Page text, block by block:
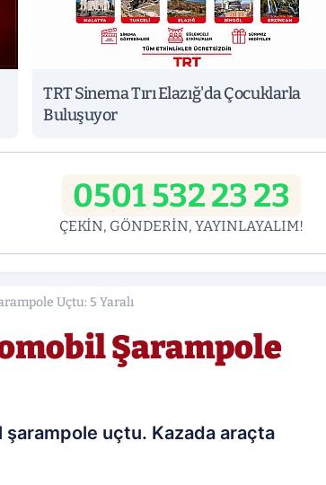
TRT Sinema Tırı Elazığ'da Çocuklarla
Buluşuyor
0501 532 23 23
ÇEKİN, GÖNDERİN, YAYINLAYALIM!
Uçtu: 5 Yaralı
Şarampole
şarampole uçtu. Kazada araçta